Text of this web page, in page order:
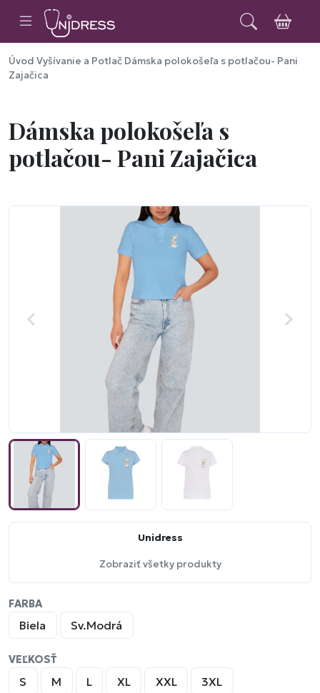
Úvod Vyšívanie a Potlač Dámska polokošeľa s potlačou- Pani
Zajačica
Unidress
Zobraziť všetky produkty
Dámska polokošeľa s
potlačou- Pani Zajačica
FARBA
Biela Sv.Modrá
VEĽKOSŤ
S M L XL XXL 3XL